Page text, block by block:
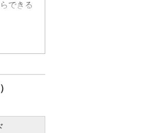
できる
ソリュ
ご紹介
用や配
、重要